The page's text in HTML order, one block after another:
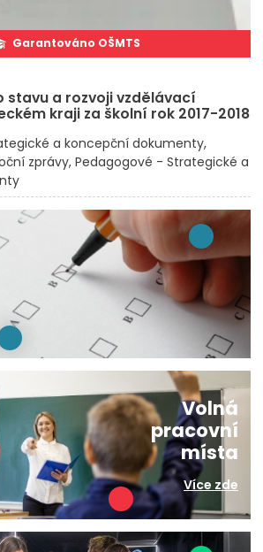
Garantováno OŠMTS
stavu a rozvoji vzdělávací
kraji za školní rok 2017-2018
a koncepční dokumenty
zprávy Pedagogové - Strategické a
Volná
pracovní
místa
Více zde